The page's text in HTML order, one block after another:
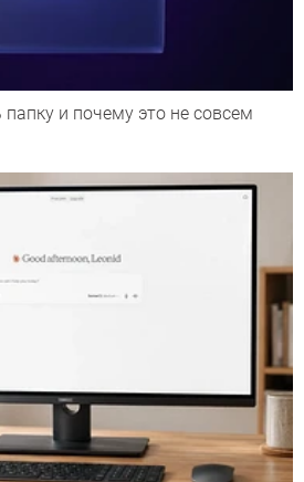
и почему это не совсем